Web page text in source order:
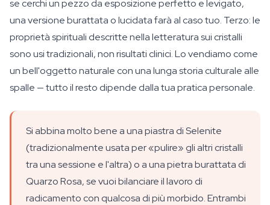
se cerchi un pezzo da esposizione perfetto e levigato,
una versione burattata o lucidata farà al caso tuo. Terzo: le
proprietà spirituali descritte nella letteratura sui cristalli
sono usi tradizionali, non risultati clinici. Lo vendiamo come
un bell'oggetto naturale con una lunga storia culturale alle
spalle — tutto il resto dipende dalla tua pratica personale.
Si abbina molto bene a una piastra di Selenite
(tradizionalmente usata per «pulire» gli altri cristalli
tra una sessione e l'altra) o a una pietra burattata di
Quarzo Rosa, se vuoi bilanciare il lavoro di
radicamento con qualcosa di più morbido. Entrambi